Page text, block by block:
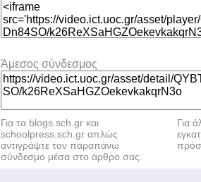
Άμεσος σύνδεσμος
Για τα blogs.sch.gr και
schoolpress.sch.gr απλώς
αντιγράψτε τον παραπάνω
σύνδεσμο μέσα στο άρθρο σας.
Για